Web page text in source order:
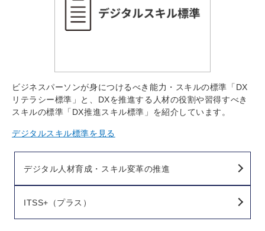
ビジネスパーソンが身につけるべき能力・スキルの標準「DX
リテラシー標準」と、DXを推進する人材の役割や習得すべき
スキルの標準「DX推進スキル標準」を紹介しています。
デジタルスキル標準を見る
デジタル人材育成・スキル変革の推進
ITSS+（プラス）